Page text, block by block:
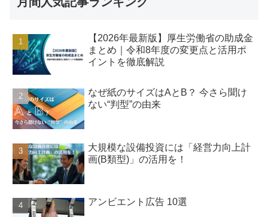
【2026年最新版】厚生労働省の助成金
まとめ｜令和8年度の変更点と活用ポ
イントを徹底解説
なぜ紙のサイズはAとB？ 今さら聞け
ない“判型”の由来
大規模な設備投資には「経営力向上計
画(B類型)」の活用を！
アンビエント広告 10選